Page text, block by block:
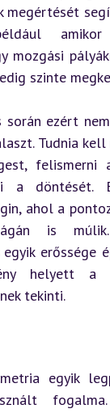
megértését
amikor
mozgási
szinte
ezért
Tudnia
felismerni
a döntését.
ahol a
is
erőssége
helyett a
tekinti.
egyik